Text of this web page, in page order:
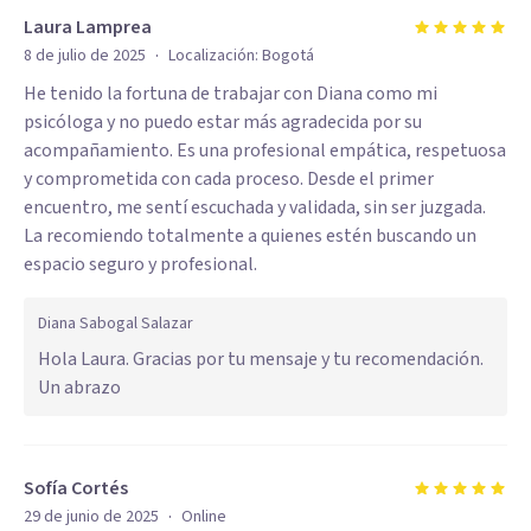
Laura Lamprea
8 de julio de 2025 · Localización: Bogotá
He tenido la fortuna de trabajar con Diana como mi
psicóloga y no puedo estar más agradecida por su
acompañamiento. Es una profesional empática, respetuosa
y comprometida con cada proceso. Desde el primer
encuentro, me sentí escuchada y validada, sin ser juzgada.
La recomiendo totalmente a quienes estén buscando un
espacio seguro y profesional.
Diana Sabogal Salazar
Hola Laura. Gracias por tu mensaje y tu recomendación.
Un abrazo
Sofía Cortés
29 de junio de 2025 · Online